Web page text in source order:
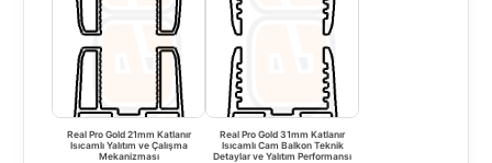
Real Pro Gold 21mm Katlanır
Isıcamlı Yalıtım ve Çalışma
Mekanizması
Real Pro Gold 31mm Katlanır
Isıcamlı Cam Balkon Teknik
Detaylar ve Yalıtım Performansı